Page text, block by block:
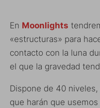
En Moonlights
«estructuras» para
contacto con la luna
el que la gravedad
Dispone de 40
que harán que